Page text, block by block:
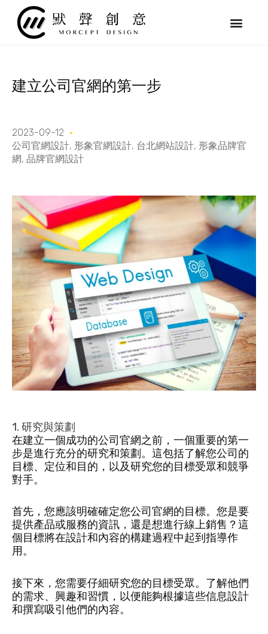
建立公司官網的第一步
2023-09-12
公司官網設計, 形象官網設計, 台北網站設計, 形象品牌官
網, 品牌官網設計
1. 研究與策劃
在建立一個成功的公司官網之前，一個重要的第一
步是進行充分的研究和策劃。這包括了解您公司的
目標、定位和目的，以及研究您的目標受眾和競爭
對手。
首先，您應該明確確定您公司官網的目標。您是要
提供產品或服務的資訊，還是想進行線上銷售？這
個目標將在設計和內容的構建過程中起到指導作
用。
接下來，您需要仔細研究您的目標受眾。了解他們
的需求、興趣和習慣，以便能夠根據這些信息設計
和撰寫吸引他們的內容。